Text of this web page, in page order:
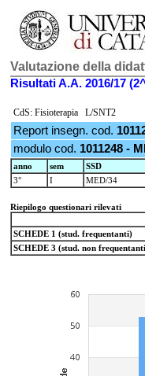
Valutazione della
Risultati A.A. 2016/17
CdS: Fisioterapia L/SNT2
Report insegn. cod.
modulo cod. 1011248 -
anno sem SSD
3°
I MED/34
Riepilogo questionari rilevati
SCHEDE 1 (stud. frequentanti)
SCHEDE 3 (stud. non